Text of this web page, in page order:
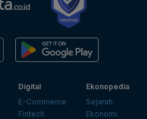
Digital
E-Commerce
Fintech
Ekonopedia
Sejarah
Ekonomi